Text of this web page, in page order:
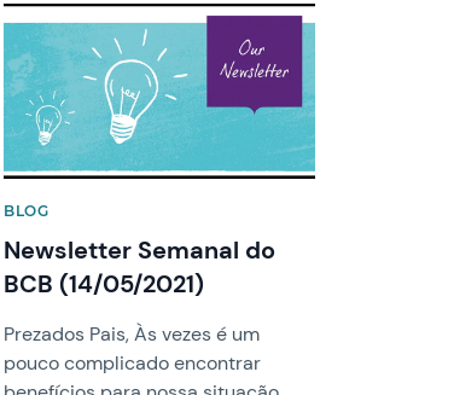
News image
BLOG
Newsletter Semanal do
BCB (14/05/2021)
Prezados Pais, Às vezes é um
pouco complicado encontrar